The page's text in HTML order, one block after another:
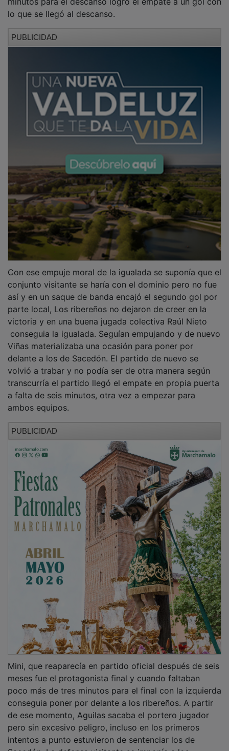
lo que se llegó al descanso.
conjunto visitante se haría con el dominio pero no fue
así y en un saque de banda encajó el segundo gol por
parte local, Los ribereños no dejaron de creer en la
victoria y en una buena jugada colectiva Raúl Nieto
conseguia la igualada. Seguían empujando y de nuevo
Viñas materializaba una ocasión para poner por
delante a los de Sacedón. El partido de nuevo se
volvió a trabar y no podía ser de otra manera según
transcurría el partido llegó el empate en propia puerta
a falta de seis minutos, otra vez a empezar para
ambos equipos.
meses fue el protagonista final y cuando faltaban
poco más de tres minutos para el final con la izquierda
conseguia poner por delante a los ribereños. A partir
de ese momento, Aguilas sacaba el portero jugador
pero sin excesivo peligro, incluso en los primeros
intentos a punto estuvieron de sentenciar los de
Sacedón. La defensa visitante se imponía a los